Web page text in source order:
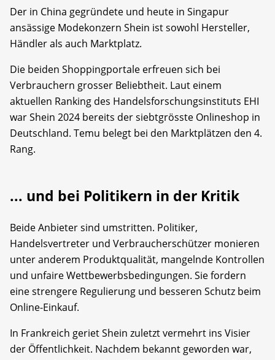
Der in China gegründete und heute in Singapur
ansässige Modekonzern Shein ist sowohl Hersteller,
Händler als auch Marktplatz.
Die beiden Shoppingportale erfreuen sich bei
Verbrauchern grosser Beliebtheit. Laut einem
aktuellen Ranking des Handelsforschungsinstituts EHI
war Shein 2024 bereits der siebtgrösste Onlineshop in
Deutschland. Temu belegt bei den Marktplätzen den 4.
Rang.
... und bei Politikern in der Kritik
Beide Anbieter sind umstritten. Politiker,
Handelsvertreter und Verbraucherschützer monieren
unter anderem Produktqualität, mangelnde Kontrollen
und unfaire Wettbewerbsbedingungen. Sie fordern
eine strengere Regulierung und besseren Schutz beim
Online-Einkauf.
In Frankreich geriet Shein zuletzt vermehrt ins Visier
der Öffentlichkeit. Nachdem bekannt geworden war,